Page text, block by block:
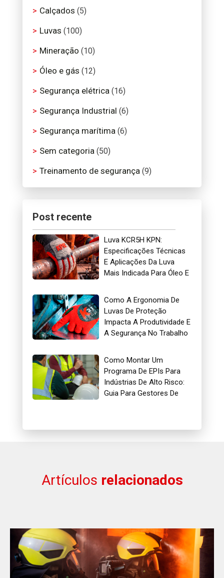
Calçados (5)
Luvas (100)
Mineração (10)
Óleo e gás (12)
Segurança elétrica(16)
Segurança Industrial (6)
Segurança marítima(6)
Sem categoria(50)
Treinamento de segurança(9)
Post recente
Luva KCR5H KPN:
Especificações Técnicas
E Aplicações Da Luva
Mais Indicada Para Óleo E
Como A Ergonomia De
Luvas De Proteção
Impacta A Produtividade E
A Segurança No Trabalho
Como Montar Um
Programa De EPIs Para
Indústrias De Alto Risco:
Guia Para Gestores De
Artículos relacionados